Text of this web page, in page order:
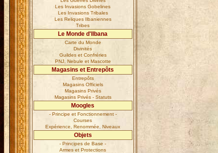
Les Invasions Gobelines
Les Invasions Tribales
Les Reliques Ilbaniennes
Tribes
Le Monde d'Ilbana
Carte du Monde
Divinités
Guildes et Confréries
PNJ, Nebule et Mascotte
Magasins et Entrepôts
Entrepôts
Magasins Officiels
Magasins Privés
Magasins Privés - Statuts
Moogles
- Principe et Fonctionnement -
Courses
Expérience, Renommée, Niveaux
Objets
- Principes de Base -
Armes et Protections